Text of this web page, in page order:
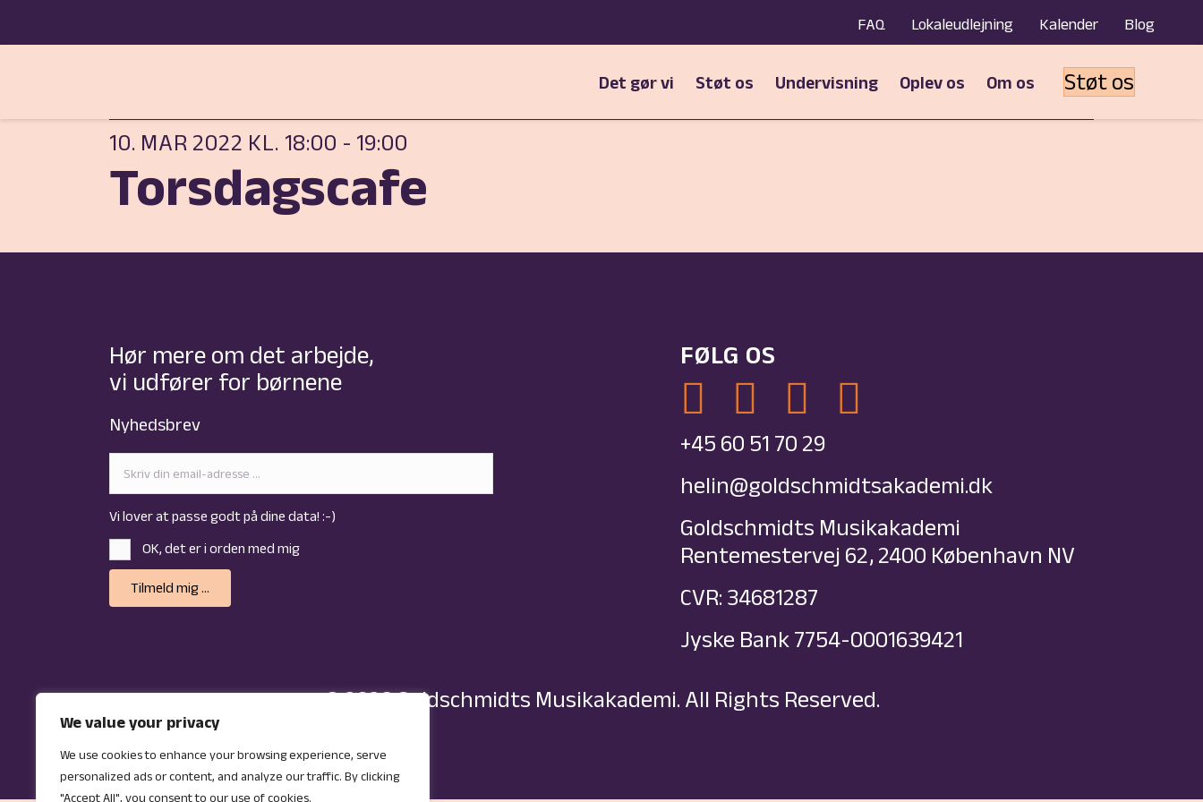
We value your privacy
We use cookies to enhance your browsing experience, serve
personalized ads or content, and analyze our traffic. By clicking
"Accept All", you consent to our use of cookies.
FAQ Lokaleudlejning Kalender Blog
Det gør vi Støt os Undervisning Oplev os Om os Støt os
10. MAR 2022 KL. 18:00 - 19:00
Torsdagscafe
Hør mere om det arbejde,
vi udfører for børnene
Nyhedsbrev
Vi lover at passe godt på dine data! :-)
OK, det er i orden med mig
Tilmeld mig ...
FØLG OS
Link til Goldschmidts Facebook-side
Link til Goldschmidts Youtube-side
Link til Goldschmidts LinkedIn-side
Link til Goldschmidts Instagram-
+45 60 51 70 29
helin@goldschmidtsakademi.dk
Goldschmidts Musikakademi
Rentemestervej 62, 2400 København NV
CVR: 34681287
Jyske Bank 7754-0001639421
© 2026 Goldschmidts Musikakademi. All Rights Reserved.